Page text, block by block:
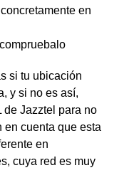
en
si tu ubicación
y si no es así,
de Jazztel para no
en cuenta que esta
en
cuya red es muy